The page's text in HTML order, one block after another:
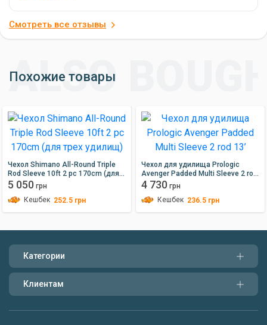
Смотреть все отзывы
Похожие товары
Чехол Shimano All-Round Triple
Rod Sleeve 10ft 2 pc 170cm (для
трех удилищ)
5 050 грн
Кешбек 252.5 грн
Чехол для удилища Prologic
Avenger Padded Multi Sleeve 2 rod
13’
4 730 грн
Кешбек 236.5 грн
Категории
Клиентам